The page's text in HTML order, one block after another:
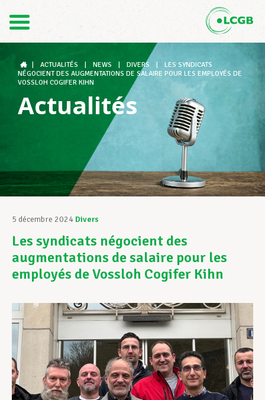
DE
Le LCGB
Structures syndicales
Assistance au Travail
Vos droits
Développement professionnel
Devenir Membre
ACTUALITÉS NEWS DIVERS
LES SYNDICATS
NÉGOCIENT DES AUGMENTATIONS DE SALAIRE POUR LES EMPLOYÉS DE
VOSSLOH COGIFER KIHN
Actualités
5 décembre 2024 Divers
Les syndicats négocient des
augmentations de salaire pour les
employés de Vossloh Cogifer Kihn